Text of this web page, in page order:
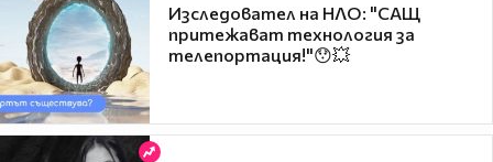
Изследовател на НЛО: "САЩ
притежават технология за
телепортация!"😯💥